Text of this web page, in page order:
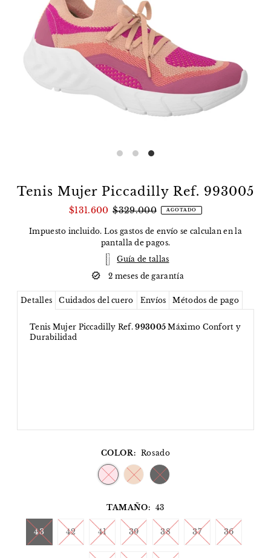
Tenis Mujer Piccadilly Ref. 993005
$131.600 $329.000 AGOTADO
Impuesto incluido. Los gastos de envío se calculan en la
pantalla de pagos.
Guía de tallas
2 meses de garantía
Detalles Cuidados del cuero Envíos Métodos de pago
Tenis Mujer Piccadilly Ref.993005Máximo Confort y
Durabilidad
COLOR: Rosado
TAMAÑO: 43
43 42 41 39 38 37 36